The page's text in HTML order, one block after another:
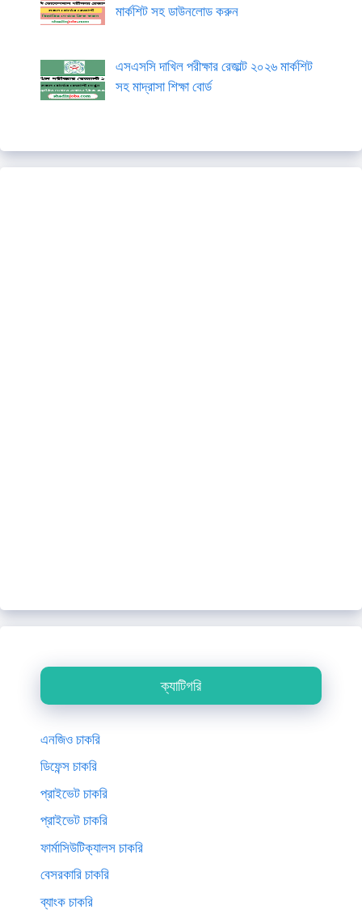
মার্কশিট সহ ডাউনলোড করুন
এসএসসি দাখিল পরীক্ষার রেজাল্ট ২০২৬ মার্কশিট
সহ মাদ্রাসা শিক্ষা বোর্ড
ক্যাটিগরি
এনজিও চাকরি
ডিফেন্স চাকরি
প্রাইভেট চাকরি
প্রাইভেট চাকরি
ফার্মাসিউটিক্যালস চাকরি
বেসরকারি চাকরি
ব্যাংক চাকরি